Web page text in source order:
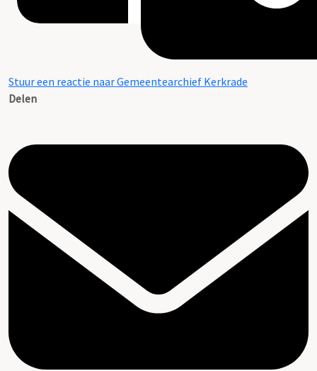
Stuur een reactie naar Gemeentearchief Kerkrade
Delen